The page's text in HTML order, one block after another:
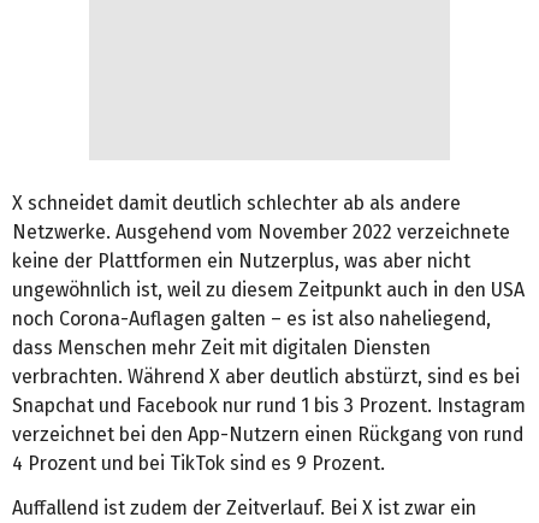
X schneidet damit deutlich schlechter ab als andere
Netzwerke. Ausgehend vom November 2022 verzeichnete
keine der Plattformen ein Nutzerplus, was aber nicht
ungewöhnlich ist, weil zu diesem Zeitpunkt auch in den USA
noch Corona-Auflagen galten – es ist also naheliegend,
dass Menschen mehr Zeit mit digitalen Diensten
verbrachten. Während X aber deutlich abstürzt, sind es bei
Snapchat und Facebook nur rund 1 bis 3 Prozent. Instagram
verzeichnet bei den App-Nutzern einen Rückgang von rund
4 Prozent und bei TikTok sind es 9 Prozent.
Auffallend ist zudem der Zeitverlauf. Bei X ist zwar ein